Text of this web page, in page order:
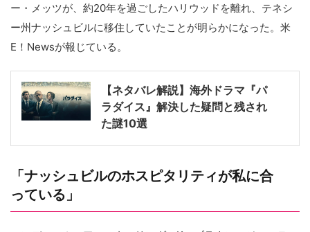
ー・メッツが、約20年を過ごしたハリウッドを離れ、テネシ
ー州ナッシュビルに移住していたことが明らかになった。米
E！Newsが報じている。
【ネタバレ解説】海外ドラマ『パ
ラダイス』解決した疑問と残され
た謎10選
「ナッシュビルのホスピタリティが私に合
っている」